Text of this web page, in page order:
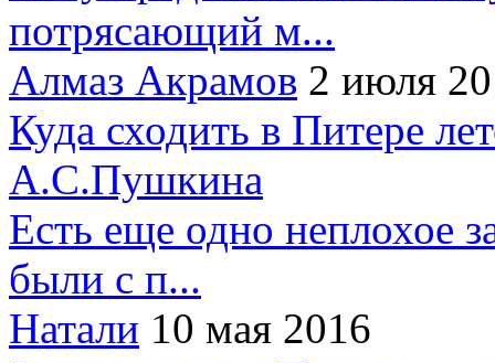
потрясающий м...
Алмаз Акрамов 2 июля
Куда сходить в Питере
А.С.Пушкина
Есть еще одно неплохое
были с п...
Натали 10 мая 2016